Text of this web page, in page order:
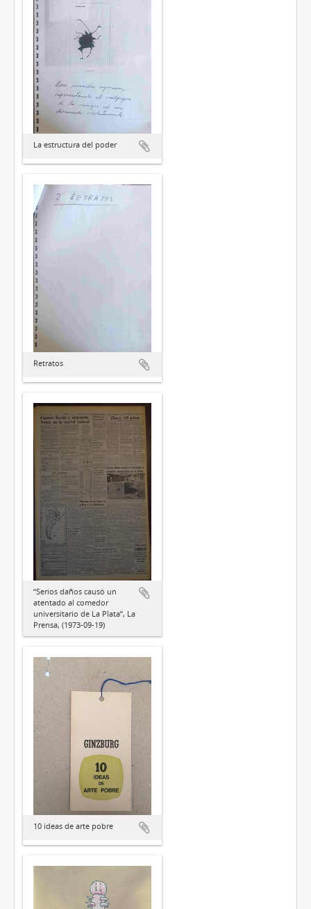
La estructura del poder
Retratos
“Serios daños causó un
atentado al comedor
universitario de La Plata”, La
Prensa, (1973-09-19)
10 ideas de arte pobre